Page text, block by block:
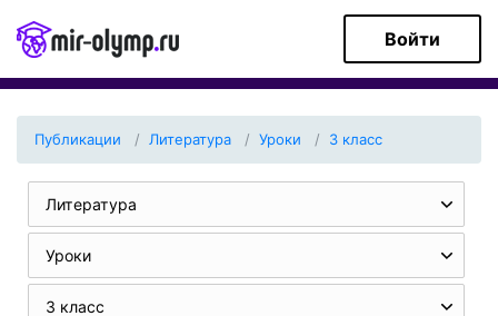
Войти
Публикации Литература Уроки 3 класс
Литература
Уроки
3 класс